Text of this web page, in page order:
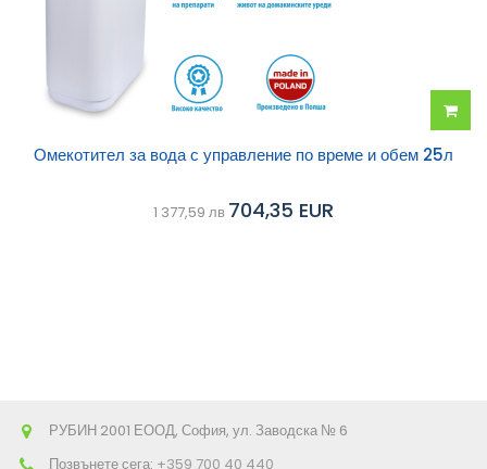
Омекотител за вода с управление по време и обем 25л
1 377,59 лв 704,35 EUR
РУБИН 2001 ЕООД, София, ул. Заводска № 6
Позвънете сега: +359 700 40 440